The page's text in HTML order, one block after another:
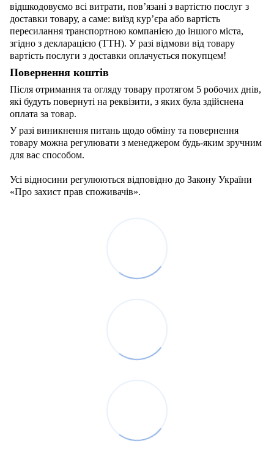
відшкодовуємо всі витрати, пов’язані з вартістю послуг з
доставки товару, а саме: виїзд кур’єра або вартість
пересилання транспортною компанією до іншого міста,
згідно з декларацією (ТТН). У разі відмови від товару
вартість послуги з доставки оплачується покупцем!
Повернення коштів
Після отримання та огляду товару протягом 5 робочих днів,
які будуть повернуті на реквізити, з яких була здійснена
оплата за товар.
У разі виникнення питань щодо обміну та повернення
товару можна регулювати з менеджером будь-яким зручним
для вас способом.
Усі відносини регулюються відповідно до Закону України
«Про захист прав споживачів».